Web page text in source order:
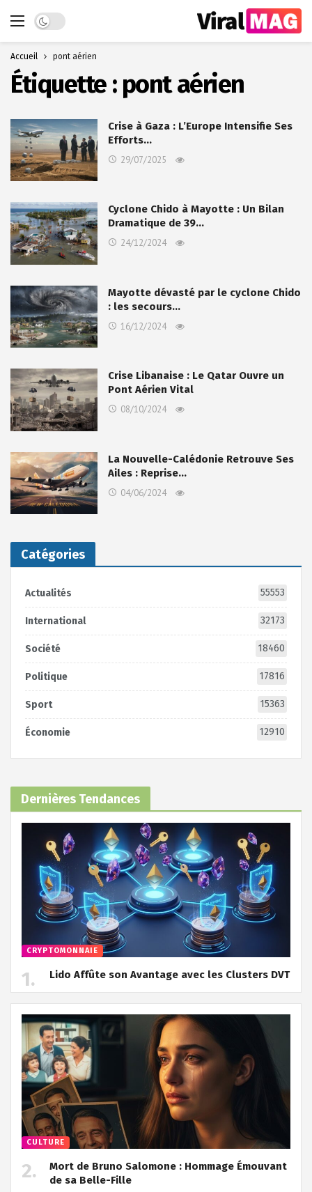
Dark mode
Accueil pont aérien
Étiquette : pont aérien
Crise à Gaza : L’Europe Intensifie Ses
Efforts…
29/07/2025
Cyclone Chido à Mayotte : Un Bilan
Dramatique de 39…
24/12/2024
Mayotte dévasté par le cyclone Chido
: les secours…
16/12/2024
Crise Libanaise : Le Qatar Ouvre un
Pont Aérien Vital
08/10/2024
La Nouvelle-Calédonie Retrouve Ses
Ailes : Reprise…
04/06/2024
Catégories
Actualités 55553
International 32173
Société 18460
Politique 17816
Sport 15363
Économie 12910
Dernières Tendances
CRYPTOMONNAIE
Lido Affûte son Avantage avec les Clusters DVT
CULTURE
Mort de Bruno Salomone : Hommage Émouvant
de sa Belle-Fille